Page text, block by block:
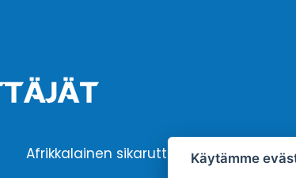
Afrikkalainen sikarutto Yhteystiedot
Käytämme